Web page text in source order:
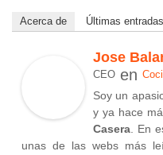
Acerca de Últimas entradas
Jose
CEO en
Soy un
y ya hace
Casera. En
unas de las webs más